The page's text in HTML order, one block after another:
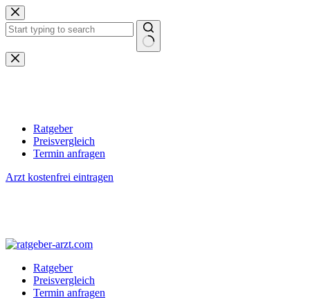
Zum
Inhalt
springen
Keine
Ergebnisse
Ratgeber
Preisvergleich
Termin anfragen
Arzt kostenfrei eintragen
Ratgeber
Preisvergleich
Termin anfragen